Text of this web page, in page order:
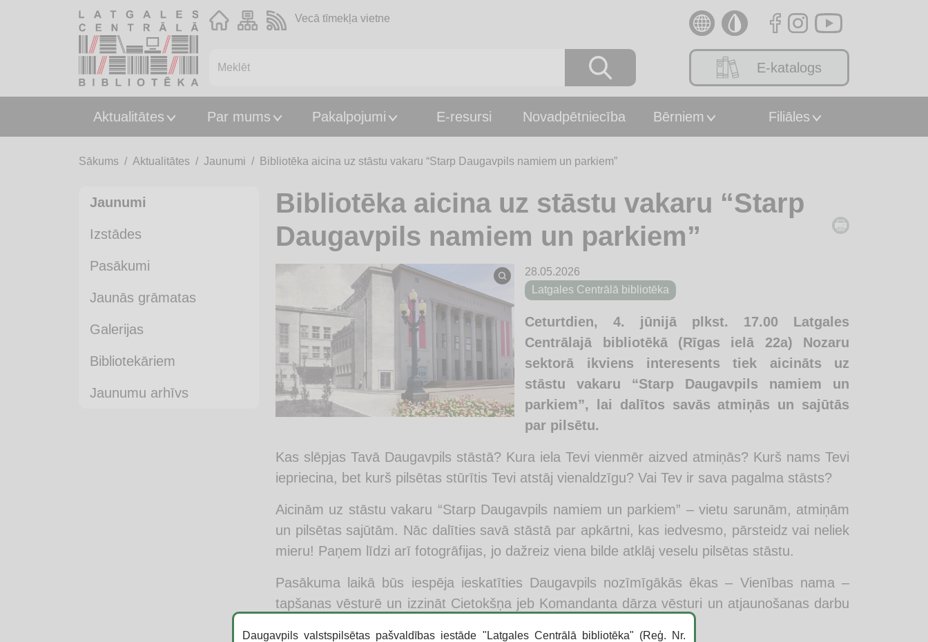
Vecā tīmekļa vietne
E-katalogs
Aktualitātes Par mums Pakalpojumi E-resursi Novadpētniecība Bērniem Filiāles
Sākums Aktualitātes Jaunumi Bibliotēka aicina uz stāstu vakaru “Starp Daugavpils namiem un parkiem”
Jaunumi
Izstādes
Pasākumi
Jaunās grāmatas
Galerijas
Bibliotekāriem
Jaunumu arhīvs
Bibliotēka aicina uz stāstu vakaru “Starp
Daugavpils namiem un parkiem”
28.05.2026
Latgales Centrālā bibliotēka
Ceturtdien, 4. jūnijā plkst. 17.00 Latgales
Centrālajā bibliotēkā (Rīgas ielā 22a) Nozaru
sektorā ikviens interesents tiek aicināts uz
stāstu vakaru “Starp Daugavpils namiem un
parkiem”, lai dalītos savās atmiņās un sajūtās
par pilsētu.
Kas slēpjas Tavā Daugavpils stāstā? Kura iela Tevi vienmēr aizved atmiņās? Kurš nams Tevi
iepriecina, bet kurš pilsētas stūrītis Tevi atstāj vienaldzīgu? Vai Tev ir sava pagalma stāsts?
Aicinām uz stāstu vakaru “Starp Daugavpils namiem un parkiem” – vietu sarunām, atmiņām
un pilsētas sajūtām. Nāc dalīties savā stāstā par apkārtni, kas iedvesmo, pārsteidz vai neliek
mieru! Paņem līdzi arī fotogrāfijas, jo dažreiz viena bilde atklāj veselu pilsētas stāstu.
Pasākuma laikā būs iespēja ieskatīties Daugavpils nozīmīgākās ēkas – Vienības nama –
tapšanas vēsturē un izzināt Cietokšņa jeb Komandanta dārza vēsturi un atjaunošanas darbu
Daugavpils valstspilsētas pašvaldības iestāde "Latgales Centrālā bibliotēka" (Reģ. Nr.